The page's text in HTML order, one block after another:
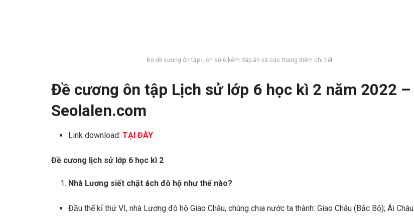
Bộ đề cương ôn tập Lịch sử 6 kèm đáp án và các thang điểm chi tiết
Đề cương ôn tập Lịch sử lớp 6 học kì 2 năm 2022 –
Seolalen.com
Link download:TẠI ĐÂY
Đề cương lịch sử lớp 6 học kì 2
Nhà Lương siết chặt ách đô hộ như thế nào?
Đầu thế kỉ thứ VI, nhà Lương đô hộ Giao Châu, chúng chia nước ta thành: Giao Châu (Bắc Bộ); Ái Châu